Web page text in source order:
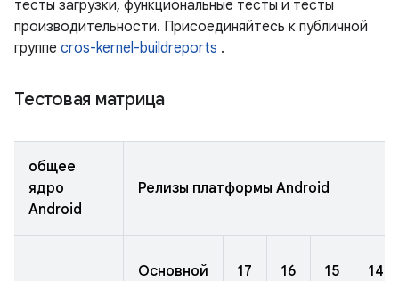
тесты загрузки, функциональные тесты и тесты
производительности. Присоединяйтесь к публичной
группе cros-kernel-buildreports .
Тестовая матрица
общее
ядро ​​
Android
Релизы платформы Android
Основной 17 16 15 14